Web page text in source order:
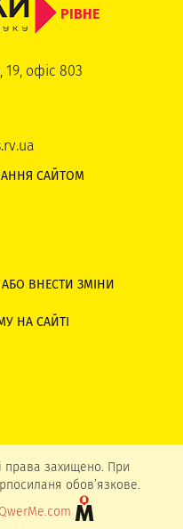
РІВНЕ
19, офіс 803
САЙТОМ
ВНЕСТИ ЗМІНИ
НА САЙТІ
права захищено. При
обов’язкове.
QwerMe.com